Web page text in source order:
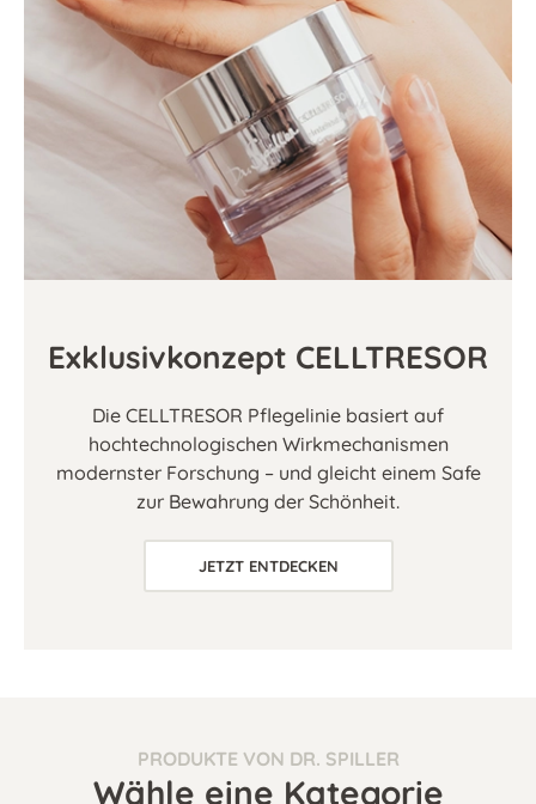
Exklusivkonzept CELLTRESOR
Die CELLTRESOR Pflegelinie basiert auf
hochtechnologischen Wirkmechanismen
modernster Forschung – und gleicht einem Safe
zur Bewahrung der Schönheit.
JETZT ENTDECKEN
PRODUKTE VON DR. SPILLER
Wähle eine Kategorie